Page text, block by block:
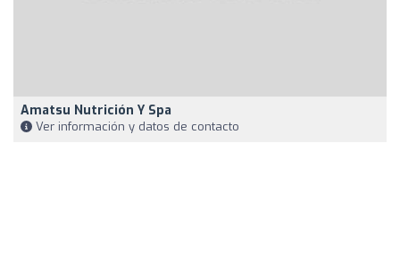
Amatsu Nutrición Y Spa
Ver información y datos de contacto